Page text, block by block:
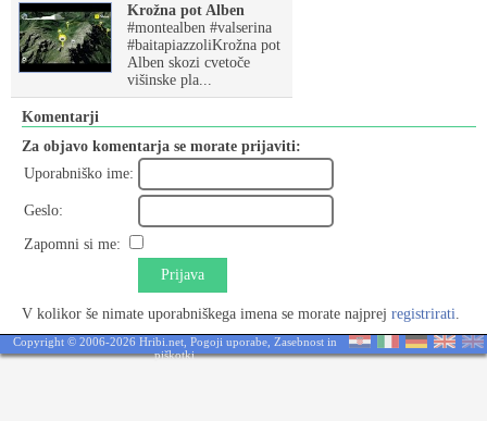
Krožna pot Alben
#montealben #valserina
#baitapiazzoliKrožna pot
Alben skozi cvetoče
višinske pla...
Komentarji
Za objavo komentarja se morate prijaviti:
Uporabniško ime:
Geslo:
Zapomni si me:
Prijava
V kolikor še nimate uporabniškega imena se morate najprej registrirati.
Copyright © 2006-2026 Hribi.net, Pogoji uporabe, Zasebnost in
piškotki